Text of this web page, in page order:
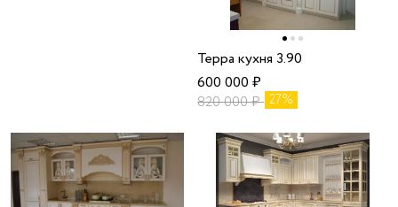
Терра кухня 3.90
600 000₽
820 000₽ 27%